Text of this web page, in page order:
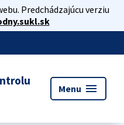
Predchádzajúcu verziu
Menu menu